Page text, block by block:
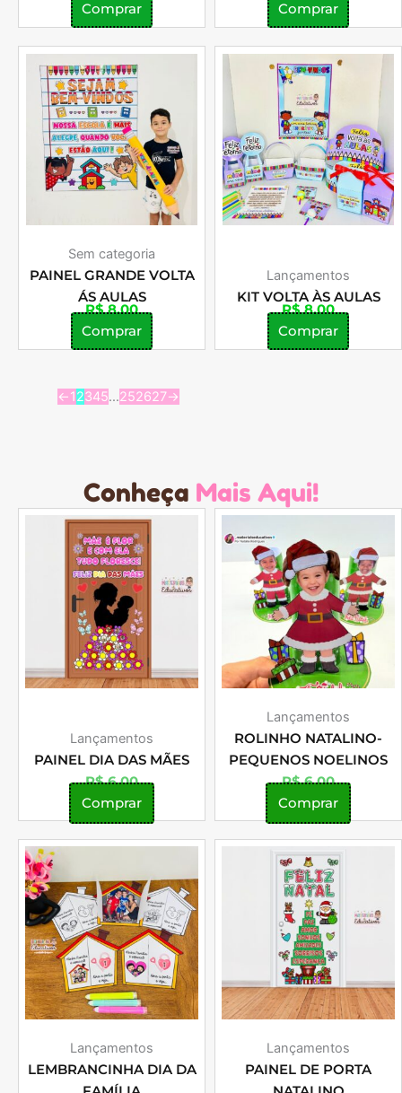
Comprar Comprar
Sem categoria
PAINEL GRANDE VOLTA
ÁS AULAS
R$8,00
Comprar
Lançamentos
KIT VOLTA ÀS AULAS
R$8,00
Comprar
←12345…252627→
Conheça Mais Aqui!
Lançamentos
PAINEL DIA DAS MÃES
R$6,00
Comprar
Lançamentos
ROLINHO NATALINO-
PEQUENOS NOELINOS
R$6,00
Comprar
Lançamentos
LEMBRANCINHA DIA DA
Lançamentos
PAINEL DE PORTA